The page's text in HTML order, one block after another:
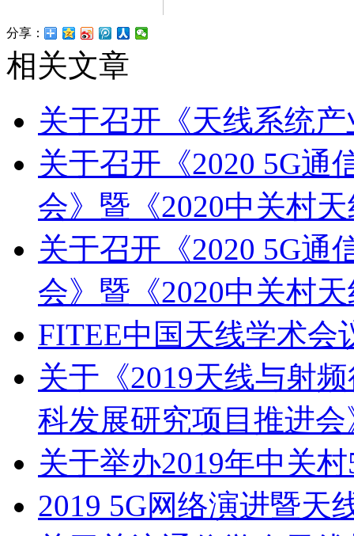
分享：
相关文章
关于召开《天线系统
关于召开《2020 5G通
会》暨《2020中关村
关于召开《2020 5G通
会》暨《2020中关村
FITEE中国天线学术会
关于《2019天线与射
科发展研究项目推进会
关于举办2019年中关
2019 5G网络演进暨天